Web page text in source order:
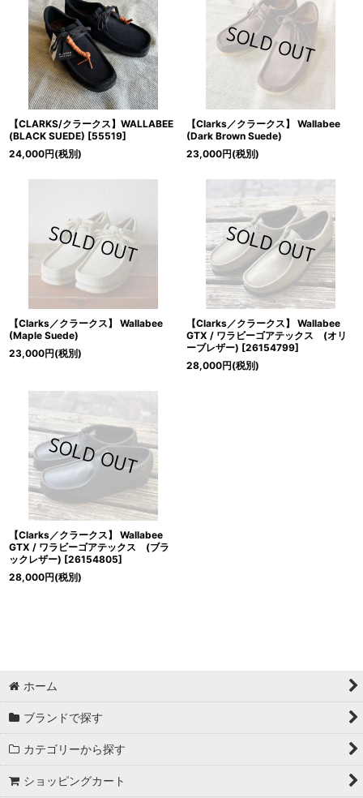
並び順:
【CLARKS/クラークス】WALLABEE
(BLACK SUEDE) [55519]
24,000円(税別)
【Clarks／クラークス】 Wallabee
(Dark Brown Suede)
23,000円(税別)
【Clarks／クラークス】 Wallabee
(Maple Suede)
23,000円(税別)
【Clarks／クラークス】 Wallabee
GTX / ワラビーゴアテックス (オリ
ーブレザー) [26154799]
28,000円(税別)
【Clarks／クラークス】 Wallabee
GTX / ワラビーゴアテックス (ブラ
ックレザー) [26154805]
28,000円(税別)
ホーム
ブランドで探す
カテゴリーから探す
ショッピングカート